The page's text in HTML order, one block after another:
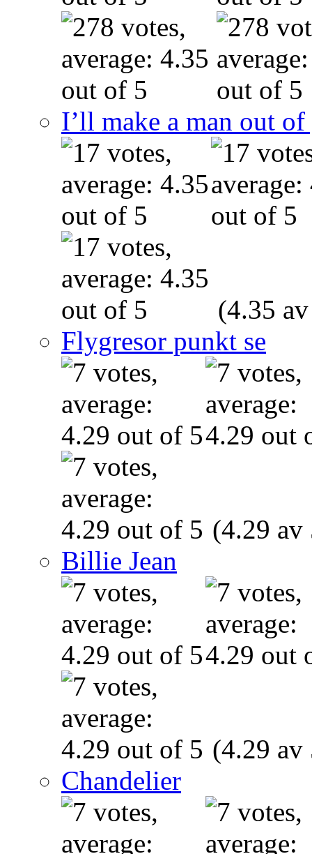
I’ll make a man out
(4.35
Flygresor punkt se
(4.29 av
Billie Jean
(4.29 av
Chandelier